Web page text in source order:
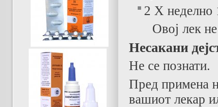
2 X неделно
Oвој лек
Несакани
Не се познати.
Пред примена
вашиот лекар